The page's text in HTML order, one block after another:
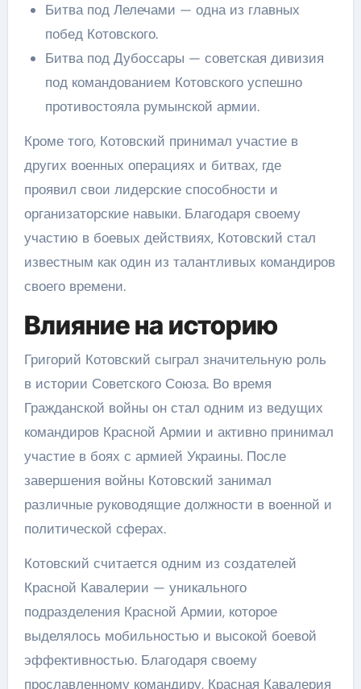
Битва под Лелечами — одна из главных
побед Котовского.
Битва под Дубоссары — советская дивизия
под командованием Котовского успешно
противостояла румынской армии.
Кроме того, Котовский принимал участие в
других военных операциях и битвах, где
проявил свои лидерские способности и
организаторские навыки. Благодаря своему
участию в боевых действиях, Котовский стал
известным как один из талантливых командиров
своего времени.
Влияние на историю
Григорий Котовский сыграл значительную роль
в истории Советского Союза. Во время
Гражданской войны он стал одним из ведущих
командиров Красной Армии и активно принимал
участие в боях с армией Украины. После
завершения войны Котовский занимал
различные руководящие должности в военной и
политической сферах.
Котовский считается одним из создателей
Красной Кавалерии — уникального
подразделения Красной Армии, которое
выделялось мобильностью и высокой боевой
эффективностью. Благодаря своему
прославленному командиру, Красная Кавалерия